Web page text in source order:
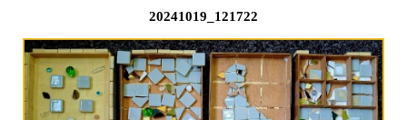
20241019_121722